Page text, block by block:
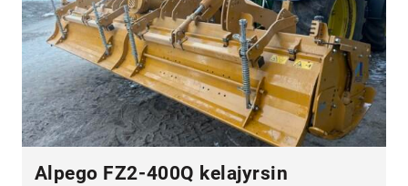
Alpego FZ2-400Q kelajyrsin